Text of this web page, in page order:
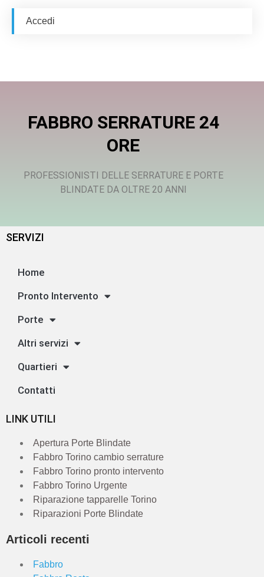
Accedi
FABBRO SERRATURE 24
ORE
PROFESSIONISTI DELLE SERRATURE E PORTE
BLINDATE DA OLTRE 20 ANNI
SERVIZI
Home
Pronto Intervento
Porte
Altri servizi
Quartieri
Contatti
LINK UTILI
Apertura Porte Blindate
Fabbro Torino cambio serrature
Fabbro Torino pronto intervento
Fabbro Torino Urgente
Riparazione tapparelle Torino
Riparazioni Porte Blindate
Articoli recenti
Fabbro